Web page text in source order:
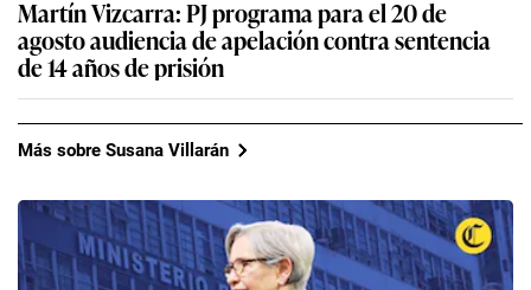
Martín Vizcarra: PJ programa para el 20 de
agosto audiencia de apelación contra sentencia
de 14 años de prisión
Más sobre Susana Villarán